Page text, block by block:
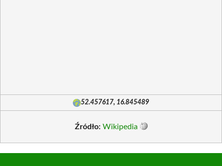
52.457617, 16.845489
Źródło: Wikipedia